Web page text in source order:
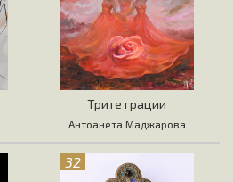
Трите грации
Антоанета Маджарова
32